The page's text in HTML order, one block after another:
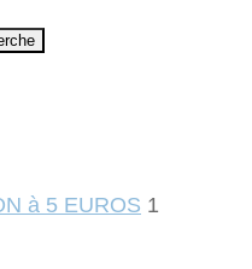
à 5 EUROS 1